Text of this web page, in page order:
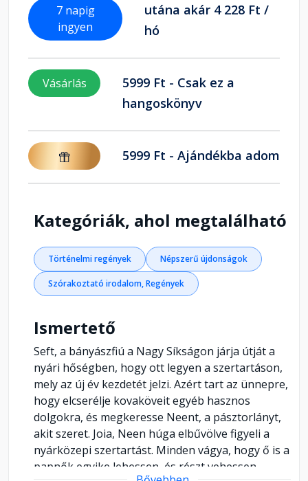
7 napig
ingyen
utána akár 4 228 Ft /
hó
Vásárlás
5999 Ft - Csak ez a
hangoskönyv
5999 Ft - Ajándékba adom
Kategóriák, ahol megtalálható
Történelmi regények Népszerű újdonságok
Szórakoztató irodalom, Regények
Ismertető
Seft, a bányászfiú a Nagy Síkságon járja útját a
nyári hőségben, hogy ott legyen a szertartáson,
mely az új év kezdetét jelzi. Azért tart az ünnepre,
hogy elcserélje kovaköveit egyéb hasznos
dolgokra, és megkeresse Neent, a pásztorlányt,
akit szeret. Joia, Neen húga elbűvölve figyeli a
nyárközepi szertartást. Minden vágya, hogy ő is a
papnők egyike lehessen, és részt vehessen